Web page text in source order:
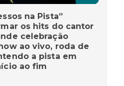
na Pista”
os hits do cantor
celebração
ao vivo, roda de
a pista em
ao fim